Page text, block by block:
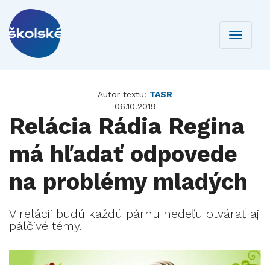
Toggle
Autor textu: TASR
06.10.2019
Relácia Rádia Regina
má hľadať odpovede
na problémy mladých
V relácii budú každú párnu nedeľu otvárať aj
pálčivé témy.